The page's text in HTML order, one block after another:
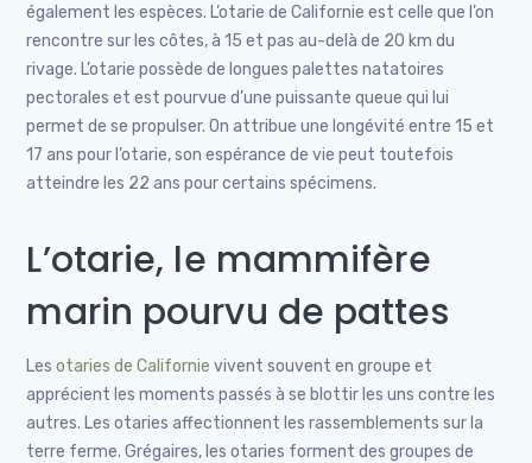
également les espèces. L’otarie de Californie est celle que l’on
rencontre sur les côtes, à 15 et pas au-delà de 20 km du
rivage. L’otarie possède de longues palettes natatoires
pectorales et est pourvue d’une puissante queue qui lui
permet de se propulser. On attribue une longévité entre 15 et
17 ans pour l’otarie, son espérance de vie peut toutefois
atteindre les 22 ans pour certains spécimens.
L’otarie, le mammifère
marin pourvu de pattes
Lesotaries de Californie vivent souvent en groupe et
apprécient les moments passés à se blottir les uns contre les
autres. Les otaries affectionnent les rassemblements sur la
terre ferme. Grégaires, les otaries forment des groupes de